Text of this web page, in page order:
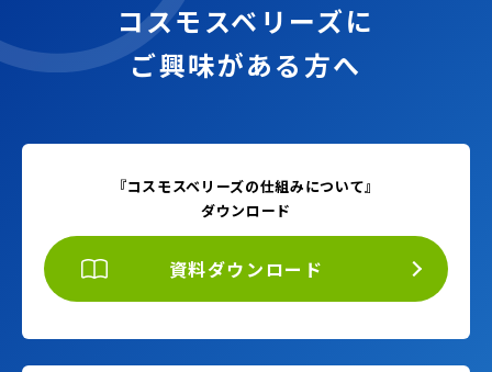
コスモスベリーズに
ご興味がある方へ
『コスモスベリーズの仕組みについて』
ダウンロード
資料ダウンロード